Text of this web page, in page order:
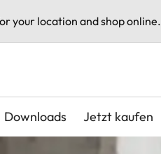
your location and shop online.
- Home
Downloads Jetzt kaufen